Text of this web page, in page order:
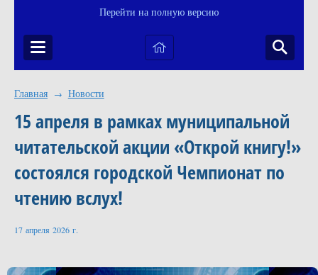
Перейти на полную версию
Главная → Новости
15 апреля в рамках муниципальной
читательской акции «Открой книгу!»
состоялся городской Чемпионат по
чтению вслух!
17 апреля 2026 г.